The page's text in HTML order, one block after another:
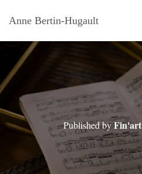
Anne Bertin-Hugault
Published byFin'art